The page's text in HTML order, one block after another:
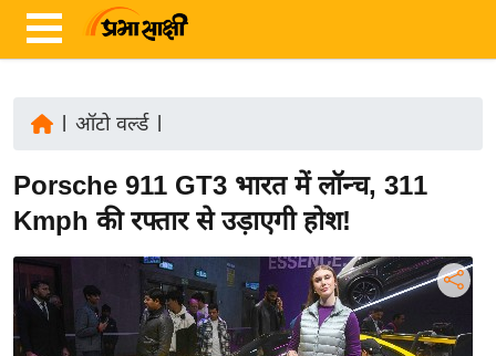
ज़ा
ख
र
ऑटो वर्ल्ड|
Porsche 911 GT3 भारत में लॉन्च, 311
Kmph की रफ्तार से उड़ाएगी होश!